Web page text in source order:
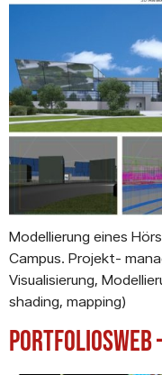
Modellierung eines
Campus. Projekt-
Visualisierung,
shading, mapping)
Portfoliosweb